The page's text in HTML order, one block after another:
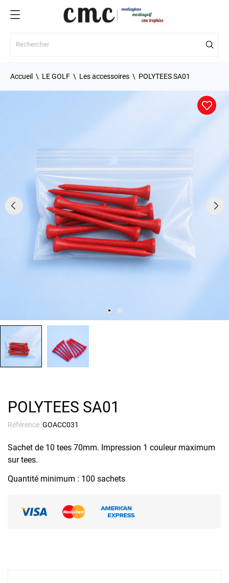
Accueil LE GOLF Les accessoires POLYTEES SA01
POLYTEES SA01
Référence:GOACC031
Sachet de 10 tees 70mm. Impression 1 couleur maximum
sur tees.
Quantité minimum : 100 sachets